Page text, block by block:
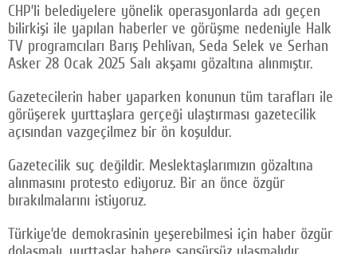
CHP’li belediyelere yönelik operasyonlarda adı geçen
bilirkişi ile yapılan haberler ve görüşme nedeniyle Halk
TV programcıları Barış Pehlivan, Seda Selek ve Serhan
Asker 28 Ocak 2025 Salı akşamı gözaltına alınmıştır.
Gazetecilerin haber yaparken konunun tüm tarafları ile
görüşerek yurttaşlara gerçeği ulaştırması gazetecilik
açısından vazgeçilmez bir ön koşuldur.
Gazetecilik suç değildir. Meslektaşlarımızın gözaltına
alınmasını protesto ediyoruz. Bir an önce özgür
bırakılmalarını istiyoruz.
Türkiye’de demokrasinin yeşerebilmesi için haber özgür